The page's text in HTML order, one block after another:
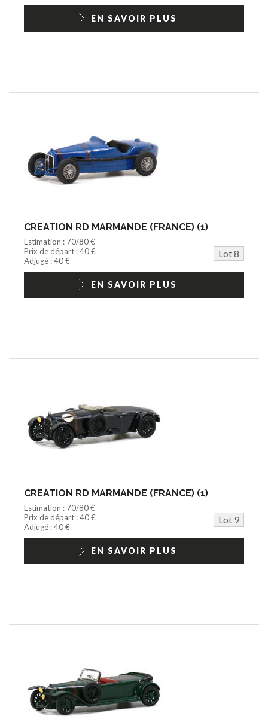
EN SAVOIR PLUS
CREATION RD MARMANDE (FRANCE) (1)
Estimation : 70/80 €
Prix de départ : 40 €
Lot 8
Adjugé : 40 €
EN SAVOIR PLUS
CREATION RD MARMANDE (FRANCE) (1)
Estimation : 70/80 €
Prix de départ : 40 €
Lot 9
Adjugé : 40 €
EN SAVOIR PLUS